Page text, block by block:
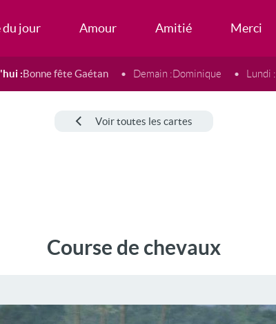
du jour Amour Amitié Merci
:Bonne fête Gaétan Demain :Dominique Lundi :
Voir toutes les cartes
Course de chevaux